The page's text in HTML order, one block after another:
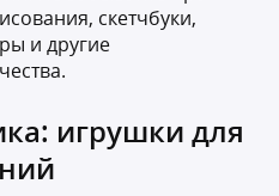
скетчбуки,
и другие
игрушки для